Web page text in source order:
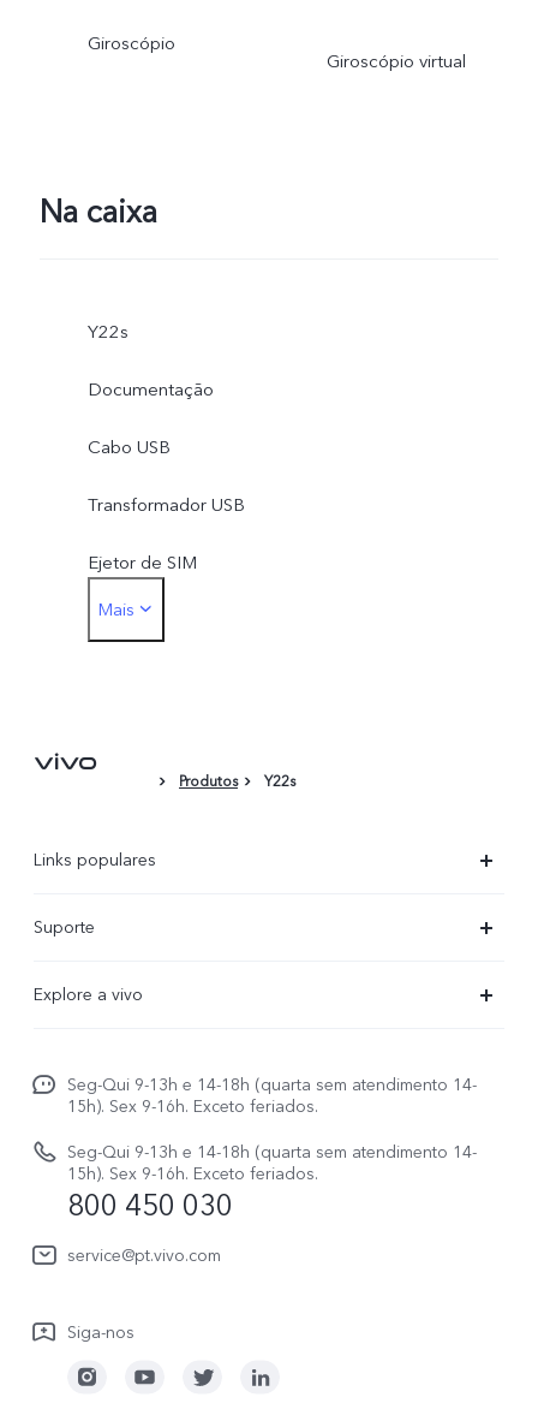
Giroscópio
Giroscópio virtual
Na caixa
Y22s
Documentação
Cabo USB
Transformador USB
Ejetor de SIM
Película Protetora
Mais
Produtos Y22s
Links populares
X300Pro
V70 FE
Watch GT 2
Suporte
Atualização do sistema
Manual do utilizador
Atualizar registo
Política de garantia
Explore a vivo
Carreiras ao vivo
Avisos legais
Sobre nós
Seg-Qui 9-13h e 14-18h (quarta sem atendimento 14-
15h). Sex 9-16h. Exceto feriados.
Seg-Qui 9-13h e 14-18h (quarta sem atendimento 14-
15h). Sex 9-16h. Exceto feriados.
800 450 030
service@pt.vivo.com
Siga-nos